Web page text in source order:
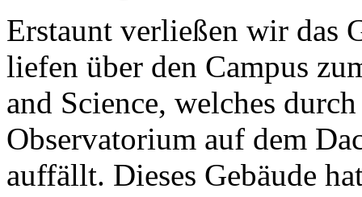
Erstaunt verließen wir das
liefen über den Campus
and Science, welches
Observatorium auf dem
auffällt. Dieses Gebäude